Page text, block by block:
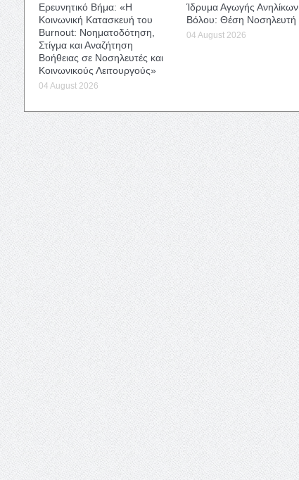
Ερευνητικό Βήμα: «Η
Κοινωνική Κατασκευή του
Burnout: Νοηματοδότηση,
Στίγμα και Αναζήτηση
Βοήθειας σε Νοσηλευτές και
Κοινωνικούς Λειτουργούς»
04 August 2026
Ίδρυμα Αγωγής Ανηλίκων
Βόλου: Θέση Νοσηλευτή
04 August 2026